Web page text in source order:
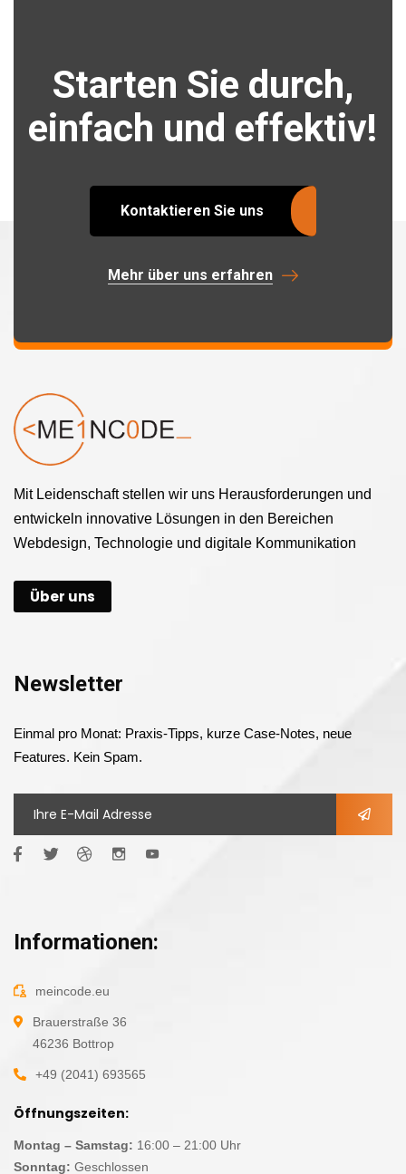
Starten Sie durch,
einfach und effektiv!
Kontaktieren Sie uns
Mehr über uns erfahren
Mit Leidenschaft stellen wir uns Herausforderungen und
entwickeln innovative Lösungen in den Bereichen
Webdesign, Technologie und digitale Kommunikation
Über uns
Newsletter
Einmal pro Monat: Praxis-Tipps, kurze Case-Notes, neue
Features. Kein Spam.
Informationen:
meincode.eu
Brauerstraße 36
46236 Bottrop
+49 (2041) 693565
Öffnungszeiten:
Montag – Samstag: 16:00 – 21:00 Uhr
Sonntag: Geschlossen